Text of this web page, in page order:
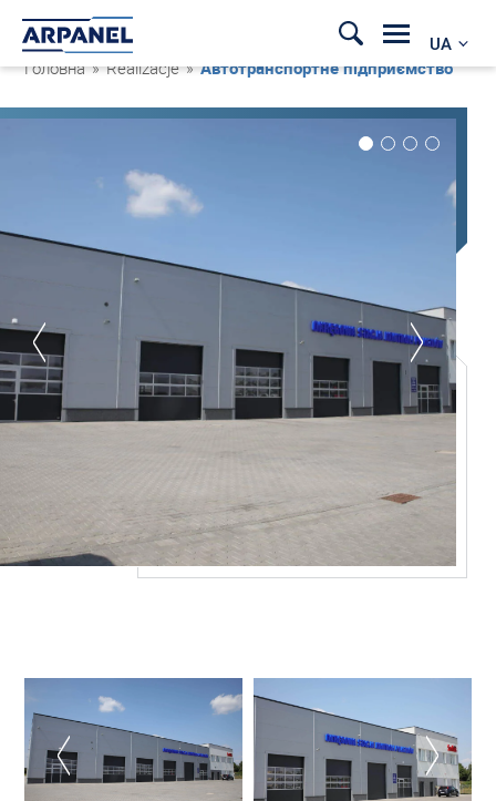
UA
Головна » Realizacje »Автотранспортне підприємство